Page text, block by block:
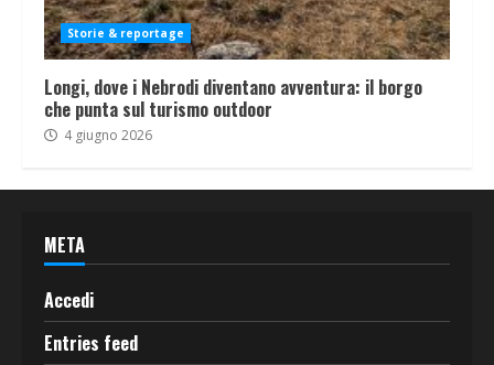
Storie & reportage
Longi, dove i Nebrodi diventano avventura: il borgo
che punta sul turismo outdoor
4 giugno 2026
META
Accedi
Entries feed